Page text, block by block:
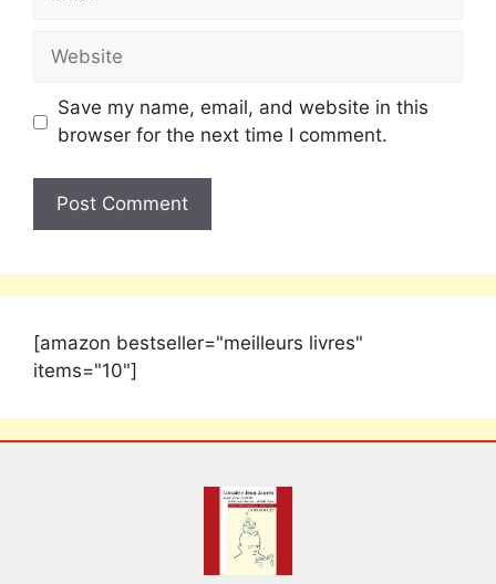
Save my name, email, and website in this
browser for the next time I comment.
[amazon bestseller="meilleurs livres"
items="10"]